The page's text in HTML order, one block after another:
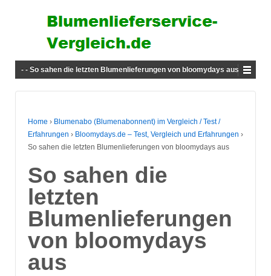
- - So sahen die letzten Blumenlieferungen von bloomydays aus
Home › Blumenabo (Blumenabonnent) im Vergleich / Test /
Erfahrungen › Bloomydays.de – Test, Vergleich und Erfahrungen ›
So sahen die letzten Blumenlieferungen von bloomydays aus
So sahen die
letzten
Blumenlieferungen
von bloomydays
aus